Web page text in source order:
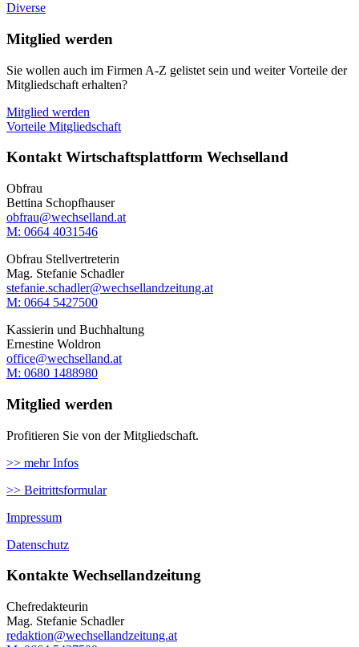
Diverse
Mitglied werden
Sie wollen auch im Firmen A-Z gelistet sein und weiter Vorteile der
Mitgliedschaft erhalten?
Mitglied werden
Vorteile Mitgliedschaft
Kontakt Wirtschaftsplattform Wechselland
Obfrau
Bettina Schopfhauser
obfrau@wechselland.at
M: 0664 4031546
Obfrau Stellvertreterin
Mag. Stefanie Schadler
stefanie.schadler@wechsellandzeitung.at
M: ‭0664 5427500‬
Kassierin und Buchhaltung
Ernestine Woldron
office@wechselland.at
M: ‭0680 1488980‬
Mitglied werden
Profitieren Sie von der Mitgliedschaft.
>> mehr Infos
>> Beitrittsformular
Impressum
Datenschutz
Kontakte Wechsellandzeitung
Chefredakteurin
Mag. Stefanie Schadler
redaktion@wechsellandzeitung.at